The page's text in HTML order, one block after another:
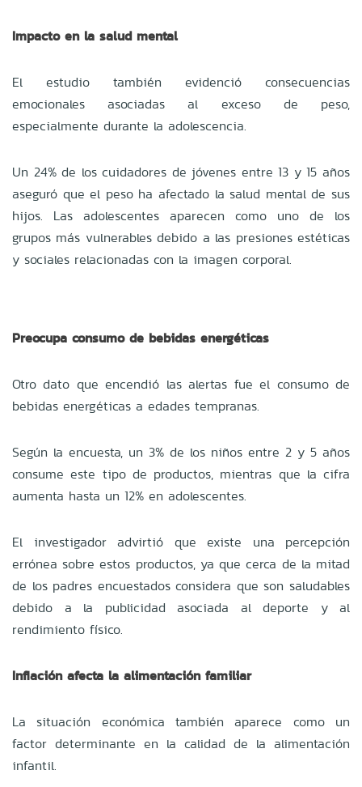
Impacto en la salud mental
El estudio también evidenció consecuencias
emocionales asociadas al exceso de peso,
especialmente durante la adolescencia.
Un 24% de los cuidadores de jóvenes entre 13 y 15 años
aseguró que el peso ha afectado la salud mental de sus
hijos. Las adolescentes aparecen como uno de los
grupos más vulnerables debido a las presiones estéticas
y sociales relacionadas con la imagen corporal.
Preocupa consumo de bebidas energéticas
Otro dato que encendió las alertas fue el consumo de
bebidas energéticas a edades tempranas.
Según la encuesta, un 3% de los niños entre 2 y 5 años
consume este tipo de productos, mientras que la cifra
aumenta hasta un 12% en adolescentes.
El investigador advirtió que existe una percepción
errónea sobre estos productos, ya que cerca de la mitad
de los padres encuestados considera que son saludables
debido a la publicidad asociada al deporte y al
rendimiento físico.
Inflación afecta la alimentación familiar
La situación económica también aparece como un
factor determinante en la calidad de la alimentación
infantil.